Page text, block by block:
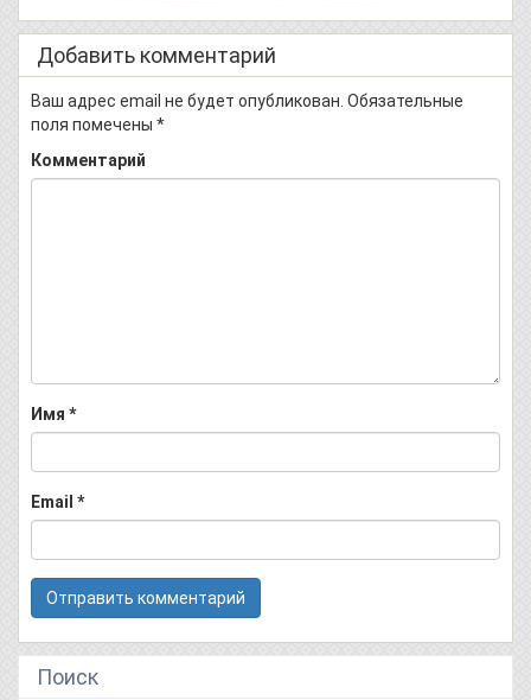
Добавить комментарий
Ваш адрес email не будет опубликован. Обязательные
поля помечены *
Комментарий
Имя *
Email *
Поиск